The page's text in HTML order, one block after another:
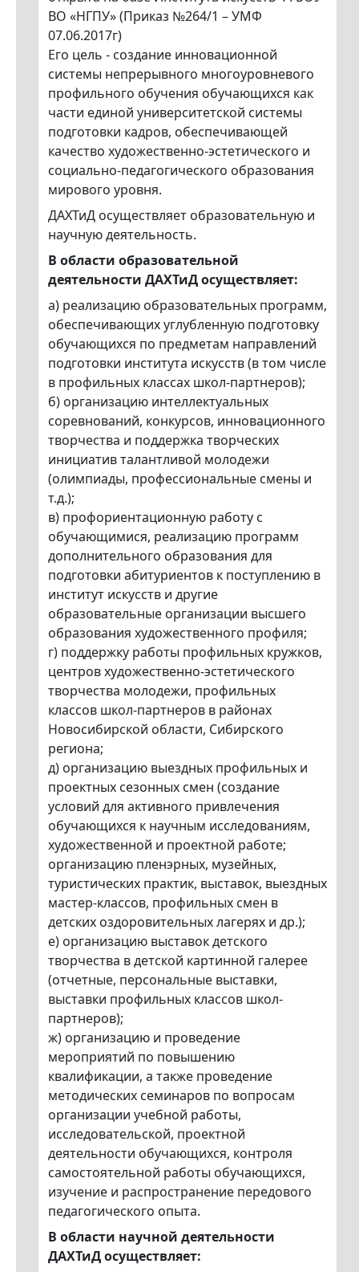
ВО «НГПУ» (Приказ №264/1 – УМФ
07.06.2017г)
Его цель - создание инновационной
системы непрерывного многоуровневого
профильного обучения обучающихся как
части единой университетской системы
подготовки кадров, обеспечивающей
качество художественно-эстетического и
социально-педагогического образования
мирового уровня.
ДАХТиД осуществляет образовательную и
научную деятельность.
В области образовательной
деятельности ДАХТиД осуществляет:
а) реализацию образовательных программ,
обеспечивающих углубленную подготовку
обучающихся по предметам направлений
подготовки института искусств (в том числе
в профильных классах школ-партнеров);
б) организацию интеллектуальных
соревнований, конкурсов, инновационного
творчества и поддержка творческих
инициатив талантливой молодежи
(олимпиады, профессиональные смены и
т.д.);
в) профориентационную работу с
обучающимися, реализацию программ
дополнительного образования для
подготовки абитуриентов к поступлению в
институт искусств и другие
образовательные организации высшего
образования художественного профиля;
г) поддержку работы профильных кружков,
центров художественно-эстетического
творчества молодежи, профильных
классов школ-партнеров в районах
Новосибирской области, Сибирского
региона;
д) организацию выездных профильных и
проектных сезонных смен (создание
условий для активного привлечения
обучающихся к научным исследованиям,
художественной и проектной работе;
организацию пленэрных, музейных,
туристических практик, выставок, выездных
мастер-классов, профильных смен в
детских оздоровительных лагерях и др.);
е) организацию выставок детского
творчества в детской картинной галерее
(отчетные, персональные выставки,
выставки профильных классов школ-
партнеров);
ж) организацию и проведение
мероприятий по повышению
квалификации, а также проведение
методических семинаров по вопросам
организации учебной работы,
исследовательской, проектной
деятельности обучающихся, контроля
самостоятельной работы обучающихся,
изучение и распространение передового
педагогического опыта.
В области научной деятельности
ДАХТиД осуществляет: